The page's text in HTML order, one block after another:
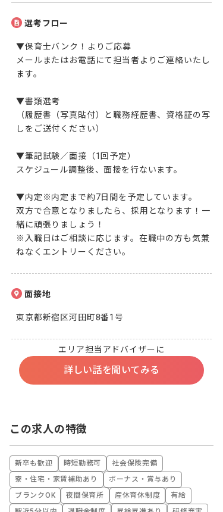
選考フロー
▼保育士バンク！よりご応募
メールまたはお電話にて担当者よりご連絡いたし
ます。
▼書類選考
（履歴書（写真貼付）と職務経歴書、資格証の写
しをご送付ください）
▼筆記試験／面接（1回予定）
スケジュール調整後、面接を行ないます。
▼内定※内定まで約7日間を予定しています。
双方で合意となりましたら、採用となります！一
緒に頑張りましょう！
※入職日はご相談に応じます。在職中の方も気兼
ねなくエントリーください。
面接地
東京都新宿区河田町8番1号
エリア担当アドバイザーに
詳しい話を聞いてみる
この求人の特徴
新卒も歓迎 時短勤務可
社会保険完備
寮・住宅・家賃補助あり
ボーナス・賞与あり
ブランクOK
夜間保育所 産休育休制度
有給